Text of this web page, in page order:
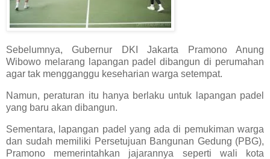
Sebelumnya, Gubernur DKI Jakarta Pramono Anung
Wibowo melarang lapangan padel dibangun di perumahan
agar tak mengganggu keseharian warga setempat.
Namun, peraturan itu hanya berlaku untuk lapangan padel
yang baru akan dibangun.
Sementara, lapangan padel yang ada di pemukiman warga
dan sudah memiliki Persetujuan Bangunan Gedung (PBG),
Pramono memerintahkan jajarannya seperti wali kota